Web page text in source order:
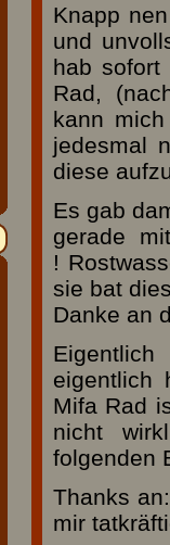
Knapp
und
hab sofort
Rad,
kann
jedesmal
diese
Es gab
gerade
!
sie bat
Danke an
eigentlich
Mifa Rad
nicht
folgenden
Thanks
mir